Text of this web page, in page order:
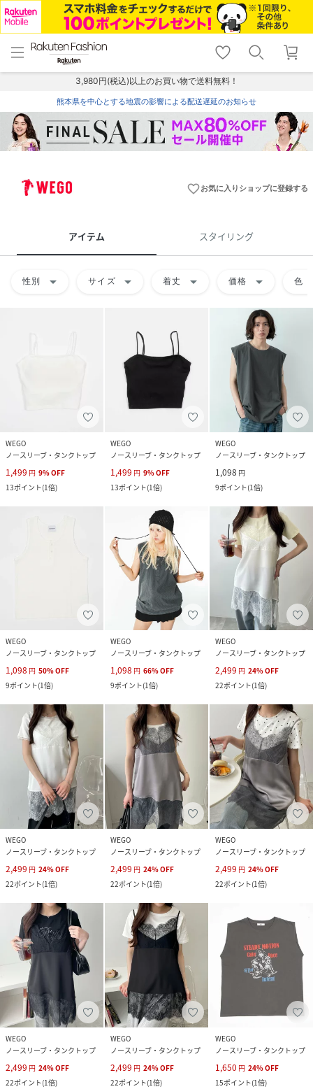
menu home
トップ
shopping_cart lock_outline
ログイン
3,980円(税込)以上のお買い物で送料無料！
熊本県を中心とする地震の影響による配送遅延のお知らせ
favorite_borderお気に入りショップに登録する
アイテム スタイリング
性別 arrow_drop_down サイズ arrow_drop_down 着丈 arrow_drop_down 価格 arrow_drop_down 色
WEGO
ノースリーブ・タンクトップ
1,499 円 9%OFF
13ポイント(1倍)
WEGO
ノースリーブ・タンクトップ
1,499 円 9%OFF
13ポイント(1倍)
WEGO
ノースリーブ・タンクトップ
1,098 円
9ポイント(1倍)
WEGO
ノースリーブ・タンクトップ
1,098 円 50%OFF
9ポイント(1倍)
WEGO
ノースリーブ・タンクトップ
1,098 円 66%OFF
9ポイント(1倍)
WEGO
ノースリーブ・タンクトップ
2,499 円 24%OFF
22ポイント(1倍)
WEGO
ノースリーブ・タンクトップ
2,499 円 24%OFF
22ポイント(1倍)
WEGO
ノースリーブ・タンクトップ
2,499 円 24%OFF
22ポイント(1倍)
WEGO
ノースリーブ・タンクトップ
2,499 円 24%OFF
22ポイント(1倍)
WEGO
ノースリーブ・タンクトップ
2,499 円 24%OFF
22ポイント(1倍)
WEGO
ノースリーブ・タンクトップ
2,499 円 24%OFF
22ポイント(1倍)
WEGO
ノースリーブ・タンクトップ
1,650 円 24%OFF
15ポイント(1倍)